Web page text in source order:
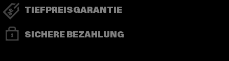
TIEFPREISGARANTIE
SICHERE BEZAHLUNG